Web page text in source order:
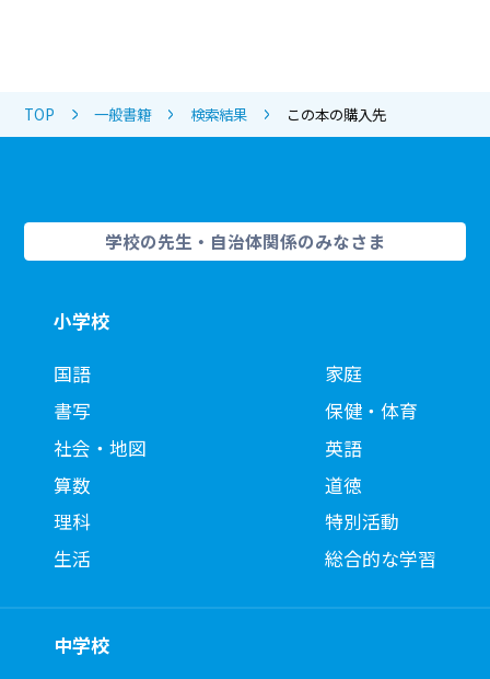
TOP 一般書籍 検索結果 この本の購入先
学校の先生・自治体関係のみなさま
小学校
国語
書写
社会・地図
算数
理科
生活
家庭
保健・体育
英語
道徳
特別活動
総合的な学習
中学校